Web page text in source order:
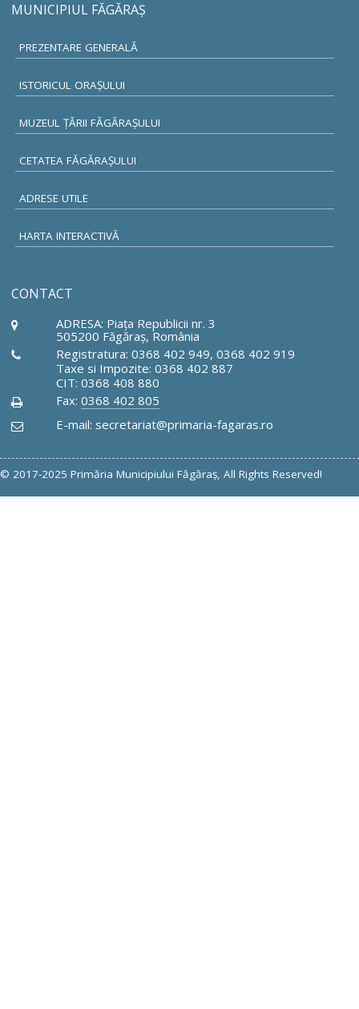
MUNICIPIUL FĂGĂRAŞ
PREZENTARE GENERALĂ
ISTORICUL ORAŞULUI
MUZEUL ŢĂRII FĂGĂRAŞULUI
CETATEA FĂGĂRAŞULUI
ADRESE UTILE
HARTA INTERACTIVĂ
CONTACT
ADRESA: Piaţa Republicii nr. 3
505200 Făgăraş, România
Registratura: 0368 402 949, 0368 402 919
Taxe si Impozite: 0368 402 887
CIT: 0368 408 880
Fax: 0368 402 805
E-mail: secretariat@primaria-fagaras.ro
© 2017-2025 Primăria Municipiului Făgăraş, All Rights Reserved!